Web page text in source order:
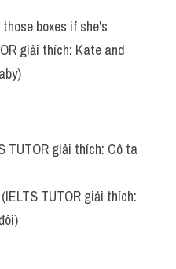
boxes if she's
giải thích: Kate and
TUTOR giải thích: Cô ta
TUTOR giải thích: